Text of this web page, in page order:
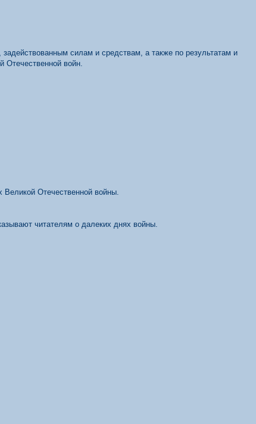
силам и средствам, а также по результатам и
Отечественной войн.
Отечественной войны.
читателям о далеких днях войны.